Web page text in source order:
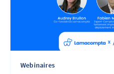
Webinaires